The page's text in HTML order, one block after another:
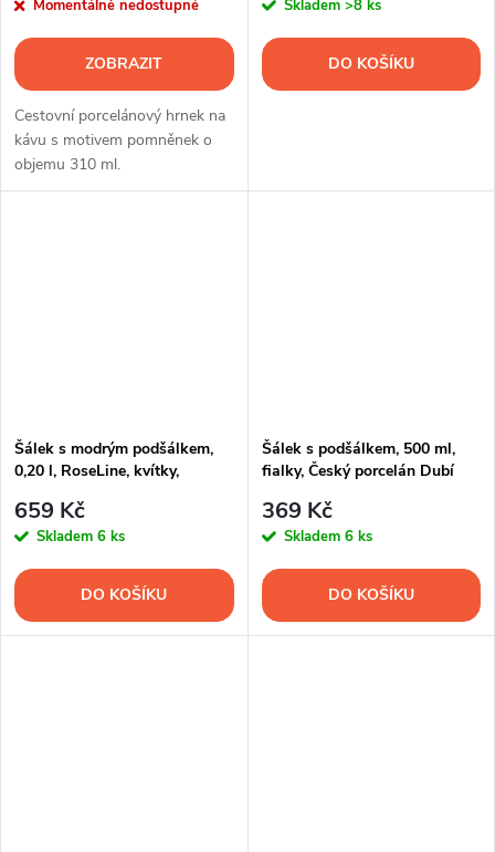
Momentálně nedostupné
ZOBRAZIT
Cestovní porcelánový hrnek na
kávu s motivem pomněnek o
objemu 310 ml.
Skladem >8 ks
DO KOŠÍKU
Šálek s modrým podšálkem,
0,20 l, RoseLine, kvítky,
659 Kč
Skladem 6 ks
DO KOŠÍKU
Šálek s podšálkem, 500 ml,
fialky, Český porcelán Dubí
369 Kč
Skladem 6 ks
DO KOŠÍKU